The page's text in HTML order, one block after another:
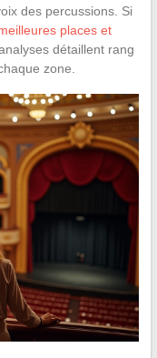
des percussions. Si
places et
détaillent rang
zone.